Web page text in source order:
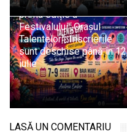
prima ediție a
Festivalului „Orașul
Talentelor”: Înscrierile
sunt deschise până în 12
iulie
LASĂ UN COMENTARIU